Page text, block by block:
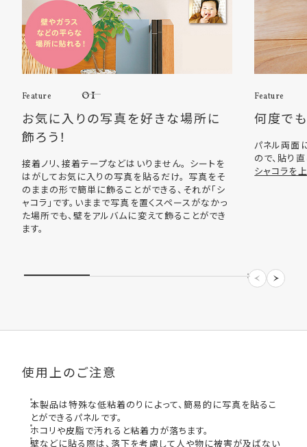
Feature 01
お気に入りの写真を好きな場所に
飾ろう！
接着ノリ、接着テープなどはいりません。 シートを
はがしてお気に入りの写真を貼るだけ。 写真をそ
のままの形で簡単に飾ることができる、それが「シ
ャコラ」です。いままで写真を置くスペースがなかっ
た場所でも、壁をアルバムに変えて飾ることができ
ます。
Feature
何度で
パネル両面
ので、貼り
シャコラを
使用上のご注意
本製品は特殊な低粘着のりによって、簡易的に写真を貼るこ
とができるパネルです。
ホコリや皮脂で汚れると粘着力が落ちます。
壁などに貼る際は、落下を考慮して人や物に被害が及ばない